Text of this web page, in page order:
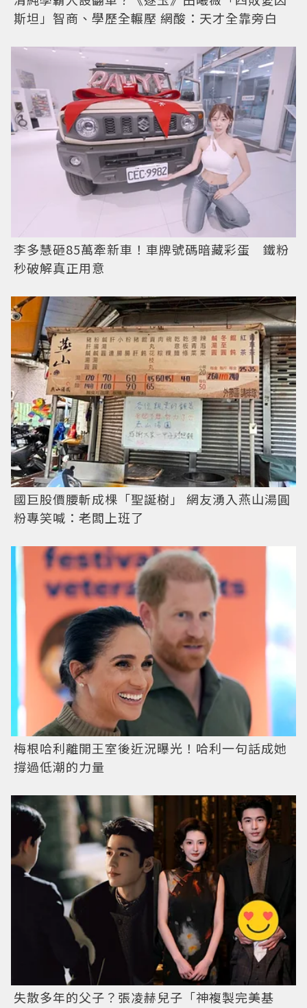
斯坦」智商、學歷全輾壓 網酸：天才全靠旁白
李多慧砸85萬牽新車！車牌號碼暗藏彩蛋 鐵粉
秒破解真正用意
國巨股價腰斬成棵「聖誕樹」 網友湧入燕山湯圓
粉專笑喊：老闆上班了
梅根哈利離開王室後近況曝光！哈利一句話成她
撐過低潮的力量
失散多年的父子？張凌赫兒子「神複製完美基